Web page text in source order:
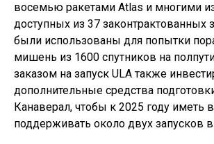
восемью ракетами Atlas и многими
доступных из 37 законтрактованных
были использованы для попытки
мишень из 1600 спутников на
заказом на запуск ULA также
дополнительные средства
Канаверал, чтобы к 2025 году иметь
поддерживать около двух запусков